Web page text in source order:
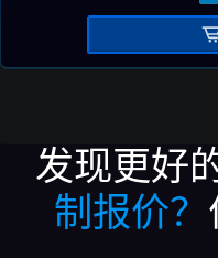
发现更好
制报价？